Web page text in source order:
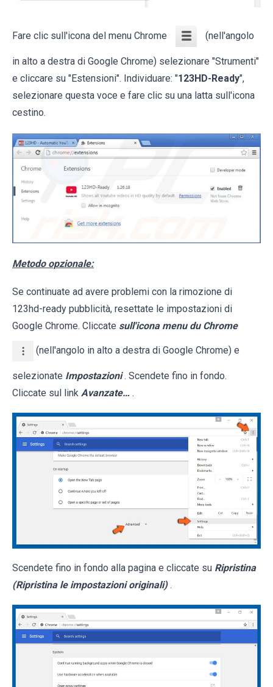
Fare clic sull'icona del menu Chrome (nell'angolo
in alto a destra di Google Chrome) selezionare "Strumenti"
e cliccare su "Estensioni". Individuare: "123HD-Ready",
selezionare questa voce e fare clic su una latta sull'icona
cestino.
Metodo opzionale:
Se continuate ad avere problemi con la rimozione di
123hd-ready pubblicità, resettate le impostazioni di
Google Chrome. Cliccate sull'icona menu du Chrome
(nell'angolo in alto a destra di Google Chrome) e
selezionate Impostazioni . Scendete fino in fondo.
Cliccate sul link Avanzate… .
Scendete fino in fondo alla pagina e cliccate su Ripristina
(Ripristina le impostazioni originali) .